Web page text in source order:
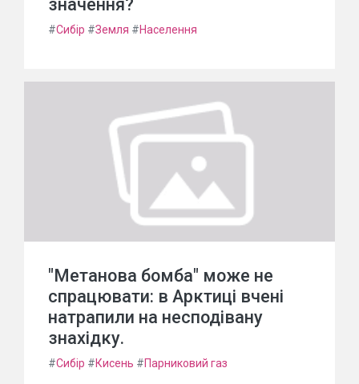
значення?
#Сибір #Земля #Населення
"Метанова бомба" може не
спрацювати: в Арктиці вчені
натрапили на несподівану
знахідку.
#Сибір #Кисень #Парниковий газ